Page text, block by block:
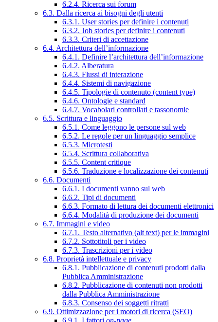
6.2.4. Ricerca sui forum
6.3. Dalla ricerca ai bisogni degli utenti
6.3.1. User stories per definire i contenuti
6.3.2. Job stories per definire i contenuti
6.3.3. Criteri di accettazione
6.4. Architettura dell’informazione
6.4.1. Definire l’architettura dell’informazione
6.4.2. Alberatura
6.4.3. Flussi di interazione
6.4.4. Sistemi di navigazione
6.4.5. Tipologie di contenuto (content type)
6.4.6. Ontologie e standard
6.4.7. Vocabolari controllati e tassonomie
6.5. Scrittura e linguaggio
6.5.1. Come leggono le persone sul web
6.5.2. Le regole per un linguaggio semplice
6.5.3. Microtesti
6.5.4. Scrittura collaborativa
6.5.5. Content critique
6.5.6. Traduzione e localizzazione dei contenuti
6.6. Documenti
6.6.1. I documenti vanno sul web
6.6.2. Tipi di documenti
6.6.3. Formato di lettura dei documenti elettronici
6.6.4. Modalità di produzione dei documenti
6.7. Immagini e video
6.7.1. Testo alternativo (alt text) per le immagini
6.7.2. Sottotitoli per i video
6.7.3. Trascrizioni per i video
6.8. Proprietà intellettuale e privacy
6.8.1. Pubblicazione di contenuti prodotti dalla
Pubblica Amministrazione
6.8.2. Pubblicazione di contenuti non prodotti
dalla Pubblica Amministrazione
6.8.3. Consenso dei soggetti ritratti
6.9. Ottimizzazione per i motori di ricerca (SEO)
6.9.1. I fattori on-page